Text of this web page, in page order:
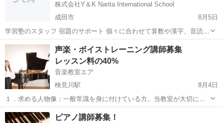
株式会社Y＆K Narita International School
成田市
8月5日
学習塾のスタッフ 宿題のサポート 個々に合わせて算数や漢字、音読な
どの指導 難しいレベルの学習は教えません。 クラスは3歳〜8歳までの
子どもたちです。 1日あたり2名〜6名程度 カルタやカード、ブロック
遊びなども...
千葉 成田市 塾講師 スタッフ
声楽・ボイストレーニング講師募集
レッスン料の40%
音楽教室エア
検見川駅
8月4日
１．求める人物像：一般常識を身に付けている方。当教室が大切にし
ている「生徒の『したい』『やりたい』を尊重する」「生徒の音楽的
な自立を促す」などに共感していただける方。 ２．勤務曜日：火～日
千葉 千葉市 検見川駅 教育
ピアノ講師募集！